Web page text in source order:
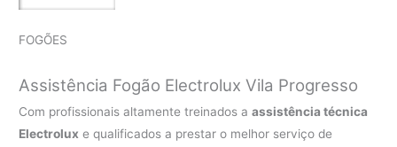
FOGÕES
Assistência Fogão Electrolux Vila Progresso
Com profissionais altamente treinados aassistência técnica
Electrolux e qualificados a prestar o melhor serviço de